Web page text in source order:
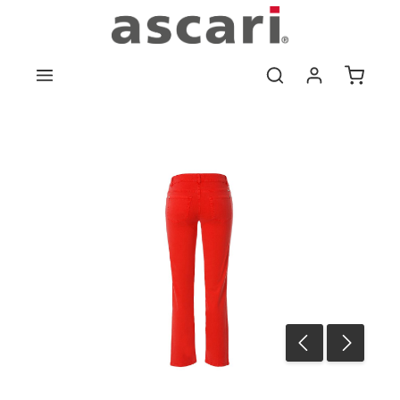
Zum Hauptinhalt springen